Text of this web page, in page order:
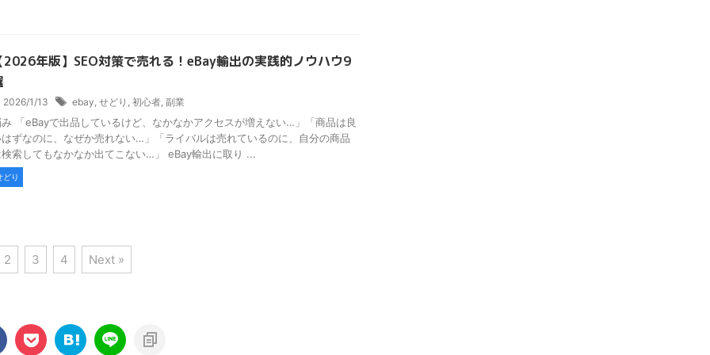
2026年版】SEO対策で売れる！eBay輸出の実践的ノウハウ9
2026/1/13 ebay, せどり , 初心者, 副業
「eBayで出品しているけど、なかなかアクセスが増えない…」「商品は良
ずなのに、なぜか売れない…」「ライバルは売れているのに、自分の商品
索してもなかなか出てこない…」 eBay輸出に取り ...
どり
2 3 4 Next »